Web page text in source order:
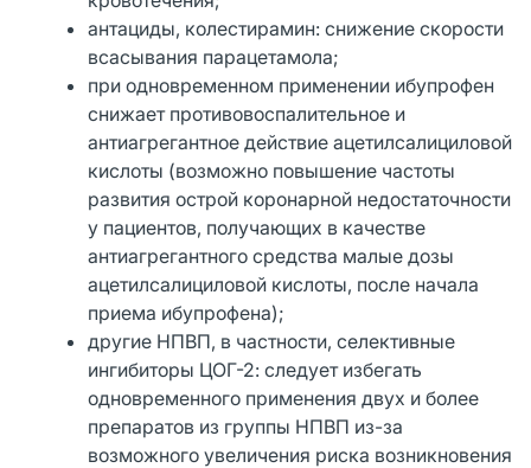
антациды, колестирамин: снижение скорости
всасывания парацетамола;
при одновременном применении ибупрофен
снижает противовоспалительное и
антиагрегантное действие ацетилсалициловой
кислоты (возможно повышение частоты
развития острой коронарной недостаточности
у пациентов, получающих в качестве
антиагрегантного средства малые дозы
ацетилсалициловой кислоты, после начала
приема ибупрофена);
другие НПВП, в частности, селективные
ингибиторы ЦОГ-2: следует избегать
одновременного применения двух и более
препаратов из группы НПВП из-за
возможного увеличения риска возникновения